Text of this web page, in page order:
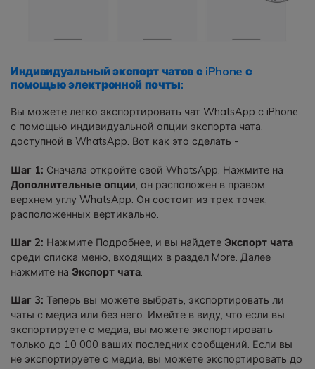
Индивидуальный экспорт чатов с iPhone с
помощью электронной почты:
Вы можете легко экспортировать чат WhatsApp с iPhone
с помощью индивидуальной опции экспорта чата,
доступной в WhatsApp. Вот как это сделать -
Шаг 1: Сначала откройте свой WhatsApp. Нажмите на
Дополнительные опции , он расположен в правом
верхнем углу WhatsApp. Он состоит из трех точек,
расположенных вертикально.
Шаг 2: Нажмите Подробнее, и вы найдете Экспорт чата
среди списка меню, входящих в раздел More. Далее
нажмите на Экспорт чата.
Шаг 3: Теперь вы можете выбрать, экспортировать ли
чаты с медиа или без него. Имейте в виду, что если вы
экспортируете с медиа, вы можете экспортировать
только до 10 000 ваших последних сообщений. Если вы
не экспортируете с медиа, вы можете экспортировать до